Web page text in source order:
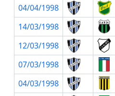
04/04/1998
14/03/1998
12/03/1998
07/03/1998
04/03/1998